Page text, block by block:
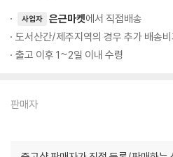
사업자 은근마켓에서 직접배송
도서산간/제주지역의 경우 추가 배송
출고 이후 1~2일 이내 수령
판매자